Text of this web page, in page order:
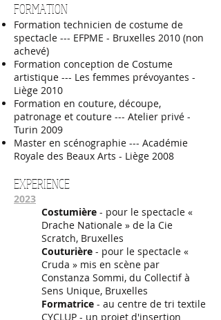
FORMATION
Formation technicien de costume de
spectacle --- EFPME - Bruxelles 2010 (non
achevé)
Formation conception de Costume
artistique --- Les femmes prévoyantes -
Liège 2010
Formation en couture, découpe,
patronage et couture --- Atelier privé -
Turin 2009
Master en scénographie --- Académie
Royale des Beaux Arts - Liège 2008
EXPERIENCE
2023
Costumière - pour le spectacle «
Drache Nationale » de la Cie
Scratch, Bruxelles
Couturière - pour le spectacle «
Cruda » mis en scène par
Constanza Sommi, du Collectif à
Sens Unique, Bruxelles
Formatrice - au centre de tri textile
CYCLUP - un projet d'insertion